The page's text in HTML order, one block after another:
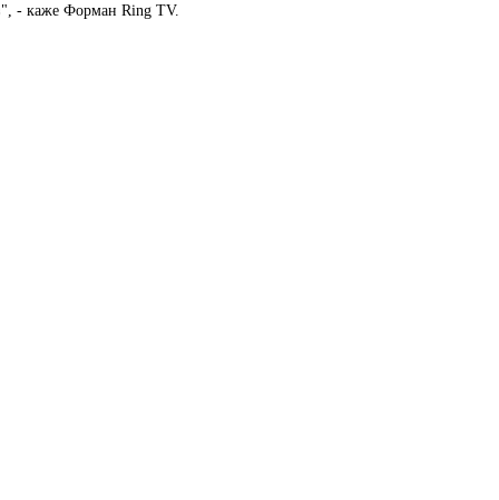
- каже Форман Ring TV.